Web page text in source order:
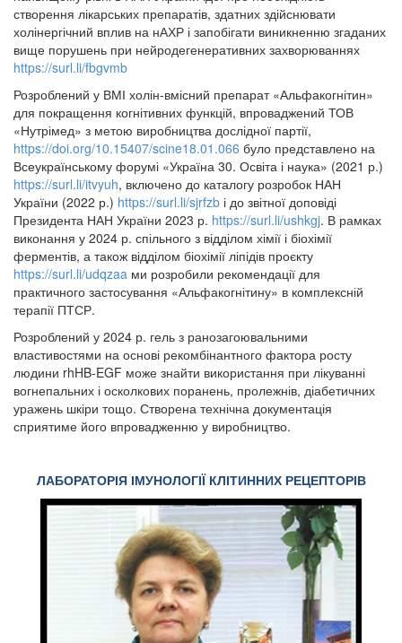
створення лікарських препаратів, здатних здійснювати
холінергічний вплив на нАХР і запобігати виникненню згаданих
вище порушень при нейродегенеративних захворюваннях
https://surl.li/fbgvmb
Розроблений у ВМІ холін-вмісний препарат «Альфакогнітин»
для покращення когнітивних функцій, впроваджений ТОВ
«Нутрімед» з метою виробництва дослідної партії,
https://doi.org/10.15407/scine18.01.066 було представлено на
Всеукраїнському форумі «Україна 30. Освіта і наука» (2021 р.)
https://surl.li/itvyuh, включено до каталогу розробок НАН
України (2022 р.) https://surl.li/sjrfzb і до звітної доповіді
Президента НАН України 2023 р. https://surl.li/ushkgj. В рамках
виконання у 2024 р. спільного з відділом хімії і біохімії
ферментів, а також відділом біохімії ліпідів проєкту
https://surl.li/udqzaa ми розробили рекомендації для
практичного застосування «Альфакогнітину» в комплексній
терапії ПТСР.
Розроблений у 2024 р. гель з ранозагоювальними
властивостями на основі рекомбінантного фактора росту
людини rhHB-EGF може знайти використання при лікуванні
вогнепальних і осколкових поранень, пролежнів, діабетичних
уражень шкіри тощо. Створена технічна документація
сприятиме його впровадженню у виробництво.
ЛАБОРАТОРІЯ ІМУНОЛОГІЇ КЛІТИННИХ РЕЦЕПТОРІВ